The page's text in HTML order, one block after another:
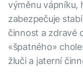
výměnu vápníku,
zabezpečuje
činnost a zdravé
«špatného»
žluči a jaterní